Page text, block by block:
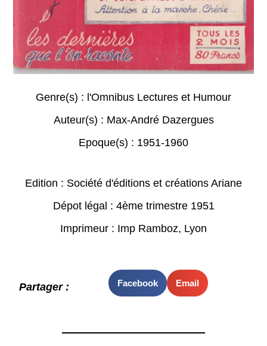
Genre(s) : l'Omnibus Lectures et Humour
Auteur(s) : Max-André Dazergues
Epoque(s) : 1951-1960
Edition : Société d'éditions et créations Ariane
Dépot légal : 4ème trimestre 1951
Imprimeur : Imp Ramboz, Lyon
Partager : Facebook Email